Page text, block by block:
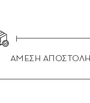
ΑΜΕΣΗ ΑΠΟΣΤΟΛΗ